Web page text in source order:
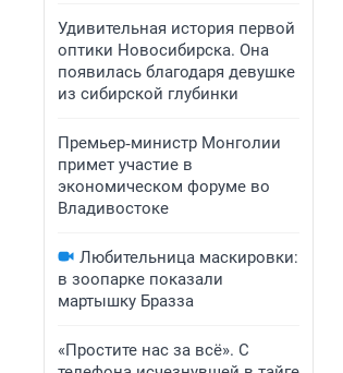
Удивительная история первой
оптики Новосибирска. Она
появилась благодаря девушке
из сибирской глубинки
Премьер‑министр Монголии
примет участие в
экономическом форуме во
Владивостоке
Любительница маскировки:
в зоопарке показали
мартышку Бразза
«Простите нас за всё». С